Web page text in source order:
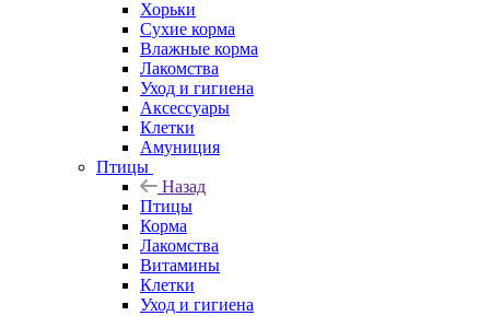
Хорьки
Сухие корма
Влажные корма
Лакомства
Уход и гигиена
Аксессуары
Клетки
Амуниция
Птицы
Назад
Птицы
Корма
Лакомства
Витамины
Клетки
Уход и гигиена